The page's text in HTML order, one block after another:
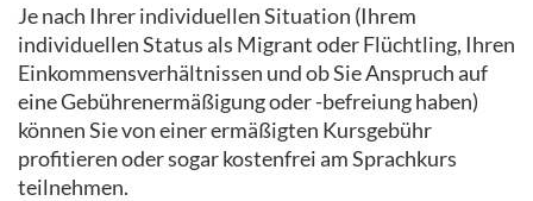
Je nach Ihrer individuellen Situation (Ihrem
individuellen Status als Migrant oder Flüchtling, Ihren
Einkommensverhältnissen und ob Sie Anspruch auf
eine Gebührenermäßigung oder -befreiung haben)
können Sie von einer ermäßigten Kursgebühr
profitieren oder sogar kostenfrei am Sprachkurs
teilnehmen.